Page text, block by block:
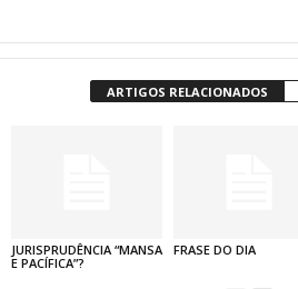
ARTIGOS RELACIONADOS
JURISPRUDÊNCIA “MANSA
E PACÍFICA”?
FRASE DO DIA